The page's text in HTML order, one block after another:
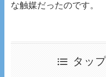
な触媒だったのです。
タッ